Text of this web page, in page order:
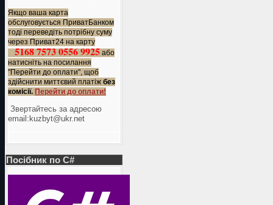
Якщо ваша карта
обслуговується ПриватБанком
тоді переведіть потрібну суму
через Приват24 на карту
5168 7573 0556 9925 або
натисніть на посилання
"Перейти до оплати", щоб
здійснити миттєвий платіж без
комісії. Перейти до оплати!
Звертайтесь за адресою
еmail:kuzbyt@ukr.net
Посібник по C#